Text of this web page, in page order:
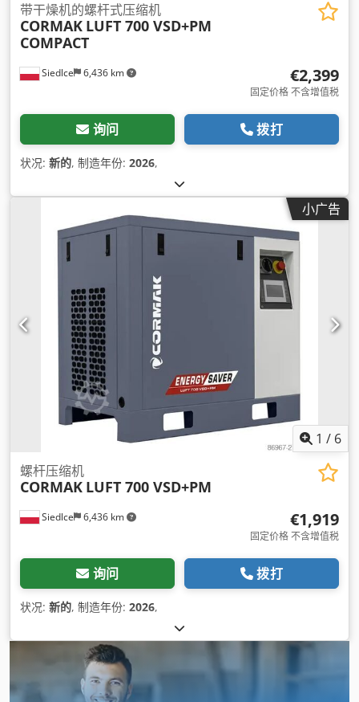
Siedlce 6,436 km
带干燥机的螺杆式压缩机
CORMAK LUFT 700 VSD+PM
COMPACT
€2,399
固定价格 不含增值税
询问 拨打
状况: 新的, 制造年份: 2026,
小广告
1 / 6
Siedlce 6,436 km
螺杆压缩机
CORMAK LUFT 700 VSD+PM
€1,919
固定价格 不含增值税
询问 拨打
状况: 新的, 制造年份: 2026,